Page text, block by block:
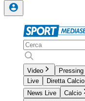
Video Pressing
Live
Diretta Calcio
News Live
Calcio